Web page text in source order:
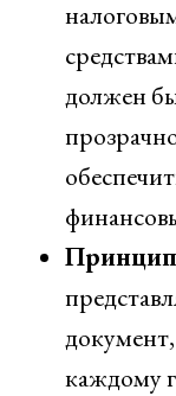
должен
каждому